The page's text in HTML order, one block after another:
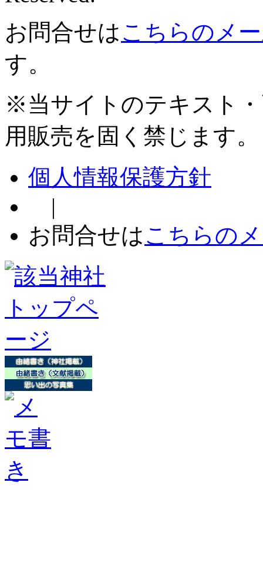
お問合せはこちらのメ
す。
※当サイトのテキスト
用販売を固く禁じます。
個人情報保護方針
|
お問合せはこちらの